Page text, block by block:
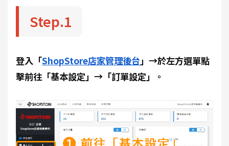
Step.1
登入「ShopStore店家管理後台 」→於左方選單點
擊前往「基本設定」→「訂單設定」。